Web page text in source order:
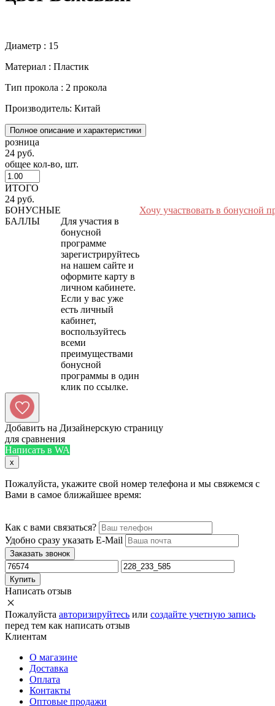
Диаметр : 15
Материал : Пластик
Тип прокола : 2 прокола
Производитель: Китай
Полное описание и характеристики
розница
24 руб.
общее кол-во, шт.
ИТОГО
24 руб.
БОНУСНЫЕ
БАЛЛЫ
Для участия в
бонусной
программе
зарегистрируйтесь
на нашем сайте и
оформите карту в
личном кабинете.
Если у вас уже
есть личный
кабинет,
воспользуйтесь
всеми
преимуществами
бонусной
программы в один
Хочу участвовать в бонусной
Добавить на Дизайнерскую страницу
для сравнения
Написать в WA
x
Пожалуйста, укажите свой номер телефона и мы свяжемся с
Вами в самое ближайшее время:
Как с вами связаться?
Удобно сразу указать E-Mail
Заказать звонок
Купить
Написать отзыв
Пожалуйста авторизируйтесь или создайте учетную запись
перед тем как написать отзыв
Клиентам
О магазине
Доставка
Оплата
Контакты
Оптовые продажи